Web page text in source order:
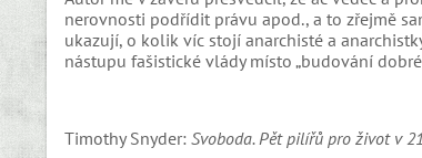
nerovnosti podřídit právu apod., a to zřejmě
ukazují, o kolik víc stojí anarchisté a
nástupu fašistické vlády místo „budování
Timothy Snyder: Svoboda. Pět pilířů pro život v